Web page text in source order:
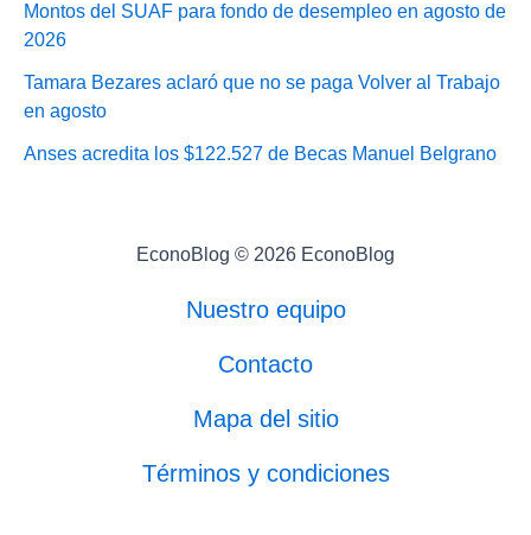
Montos del SUAF para fondo de desempleo en agosto de
2026
Tamara Bezares aclaró que no se paga Volver al Trabajo
en agosto
Anses acredita los $122.527 de Becas Manuel Belgrano
EconoBlog © 2026 EconoBlog
Nuestro equipo
Contacto
Mapa del sitio
Términos y condiciones